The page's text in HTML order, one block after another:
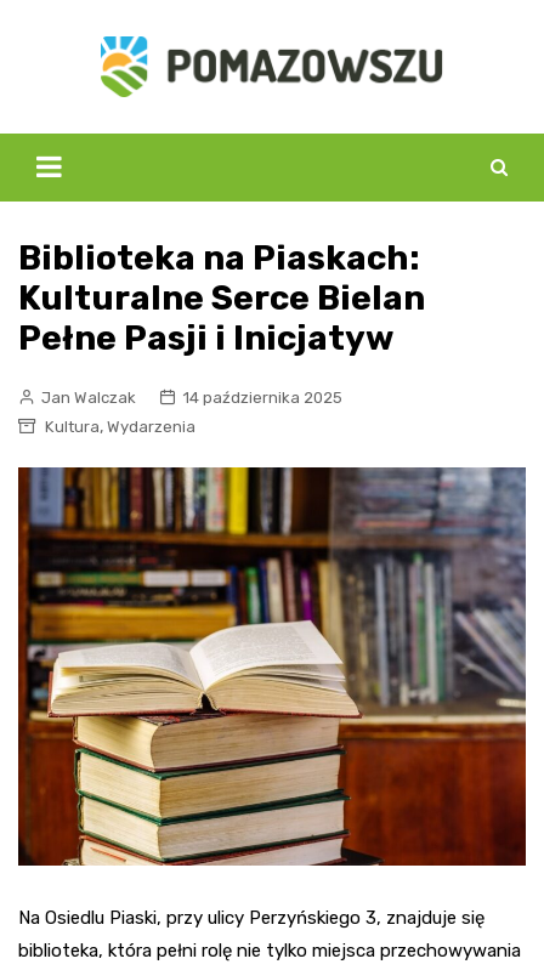
Biblioteka na Piaskach:
Kulturalne Serce Bielan
Pełne Pasji i Inicjatyw
Jan Walczak
14 października 2025
Kultura, Wydarzenia
Na Osiedlu Piaski, przy ulicy Perzyńskiego 3, znajduje się
biblioteka, która pełni rolę nie tylko miejsca przechowywania